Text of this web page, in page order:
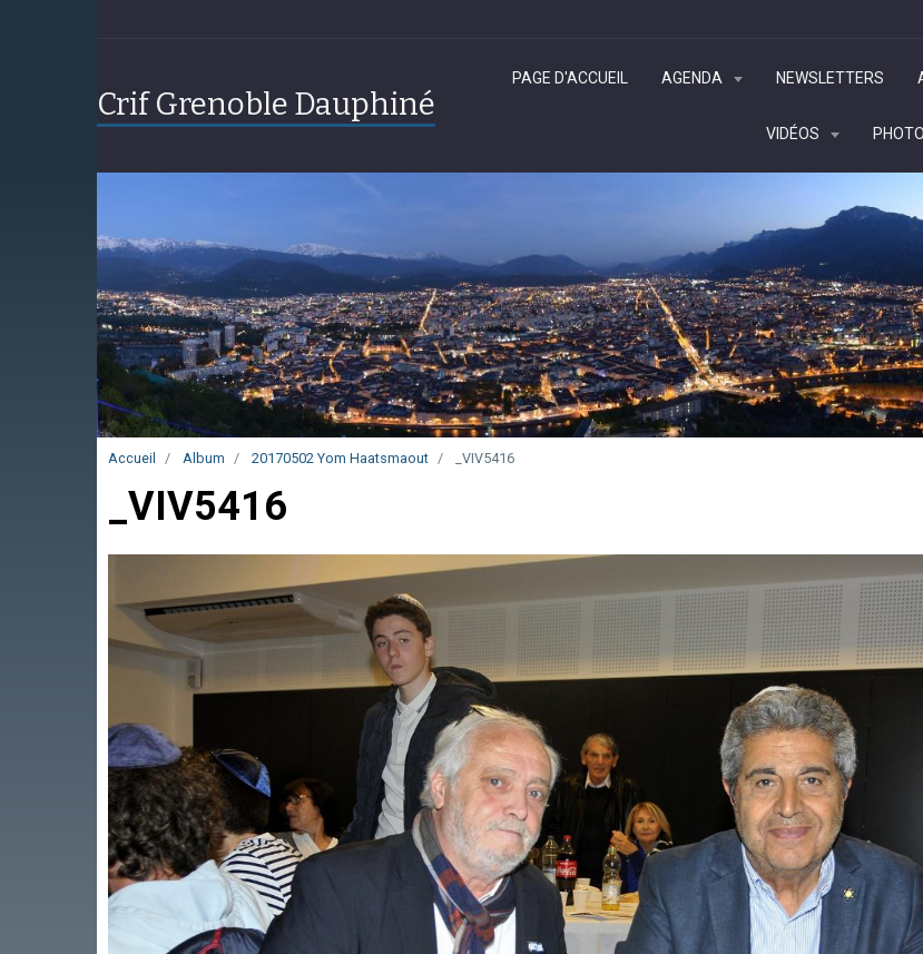
Crif Grenoble Dauphiné
PAGE D'ACCUEIL AGENDA NEWSLETTERS
VIDÉOS
Accueil Album 20170502 Yom Haatsmaout _VIV5416
_VIV5416